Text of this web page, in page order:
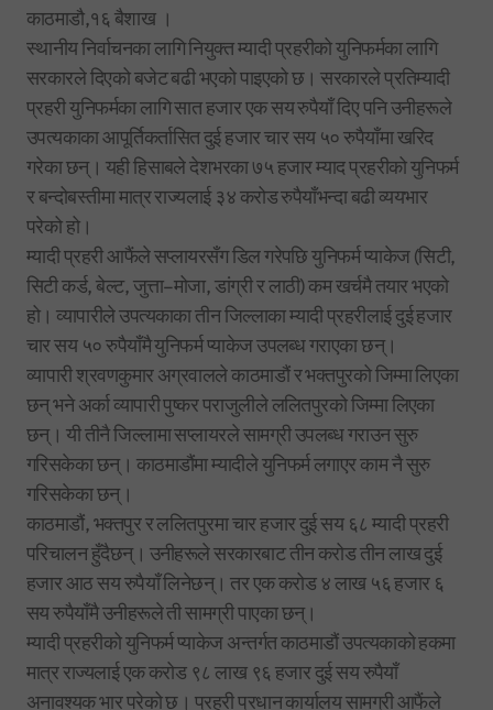
काठमाडौ,१६ बैशाख ।
स्थानीय निर्वाचनका लागि नियुक्त म्यादी प्रहरीको युनिफर्मका लागि
सरकारले दिएको बजेट बढी भएको पाइएको छ। सरकारले प्रतिम्यादी
प्रहरी युनिफर्मका लागि सात हजार एक सय रुपैयाँ दिए पनि उनीहरूले
उपत्यकाका आपूर्तिकर्तासित दुई हजार चार सय ५० रुपैयाँमा खरिद
गरेका छन्। यही हिसाबले देशभरका ७५ हजार म्याद प्रहरीको युनिफर्म
र बन्दोबस्तीमा मात्र राज्यलाई ३४ करोड रुपैयाँभन्दा बढी व्ययभार
परेको हो।
म्यादी प्रहरी आफैंले सप्लायरसँग डिल गरेपछि युनिफर्म प्याकेज (सिटी,
सिटी कर्ड, बेल्ट, जुत्ता–मोजा, डांग्री र लाठी) कम खर्चमै तयार भएको
हो। व्यापारीले उपत्यकाका तीन जिल्लाका म्यादी प्रहरीलाई दुई हजार
चार सय ५० रुपैयाँमै युनिफर्म प्याकेज उपलब्ध गराएका छन्।
व्यापारी श्रवणकुमार अग्रवालले काठमाडौं र भक्तपुरको जिम्मा लिएका
छन् भने अर्का व्यापारी पुष्कर पराजुलीले ललितपुरको जिम्मा लिएका
छन्। यी तीनै जिल्लामा सप्लायरले सामग्री उपलब्ध गराउन सुरु
गरिसकेका छन्। काठमाडौंमा म्यादीले युनिफर्म लगाएर काम नै सुरु
गरिसकेका छन्।
काठमाडौं, भक्तपुर र ललितपुरमा चार हजार दुई सय ६८ म्यादी प्रहरी
परिचालन हुँदैछन्। उनीहरूले सरकारबाट तीन करोड तीन लाख दुई
हजार आठ सय रुपैयाँ लिनेछन्। तर एक करोड ४ लाख ५६ हजार ६
सय रुपैयाँमै उनीहरूले ती सामग्री पाएका छन्।
म्यादी प्रहरीको युनिफर्म प्याकेज अन्तर्गत काठमाडौं उपत्यकाको हकमा
मात्र राज्यलाई एक करोड ९८ लाख ९६ हजार दुई सय रुपैयाँ
अनावश्यक भार परेको छ। प्रहरी प्रधान कार्यालय सामग्री आफैंले